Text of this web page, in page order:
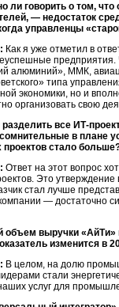
ли говорить о том,
— недостаток
управленцы
Как я уже отметил в
предприятия.
алюминий», ММК,
типа
экономики, но и
организовать свою
все ИТ-
в плане
стало
Ответ на этот вопрос
Это утверждение
стал лучше
— достаточно
объем выручки
изменится в
В целом, на долю
стали
услуг для